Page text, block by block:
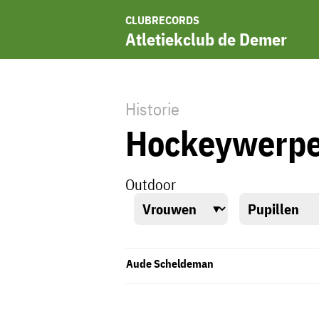
CLUBRECORDS
Atletiekclub de Demer
Historie
Outdoor
Aude Scheldeman